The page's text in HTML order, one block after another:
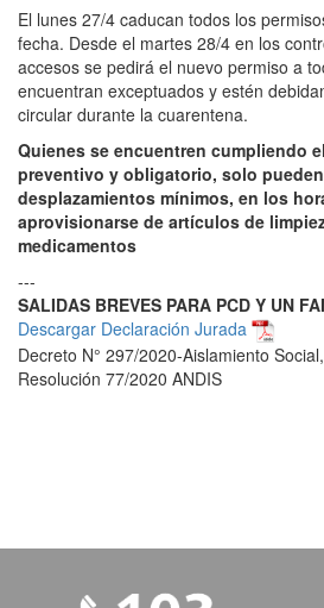
El lunes 27/4 caducan todos los
fecha. Desde el martes 28/4 en los
accesos se pedirá el nuevo permiso a
encuentran exceptuados y estén
circular durante la cuarentena.
Quienes se encuentren cumpliendo
preventivo y obligatorio, solo
desplazamientos mínimos, en los
aprovisionarse de artículos de
medicamentos
---
SALIDAS BREVES PARA PCD Y UN
Descargar Declaración Jurada
Decreto N° 297/2020-Aislamiento
Resolución 77/2020 ANDIS